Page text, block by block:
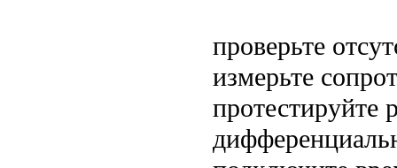
проверьте
измерьте
протестируйте